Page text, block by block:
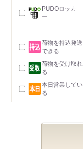
PUDOロッカ
ー
荷物を持込発送
できる
荷物を受け取れ
る
本日営業してい
る